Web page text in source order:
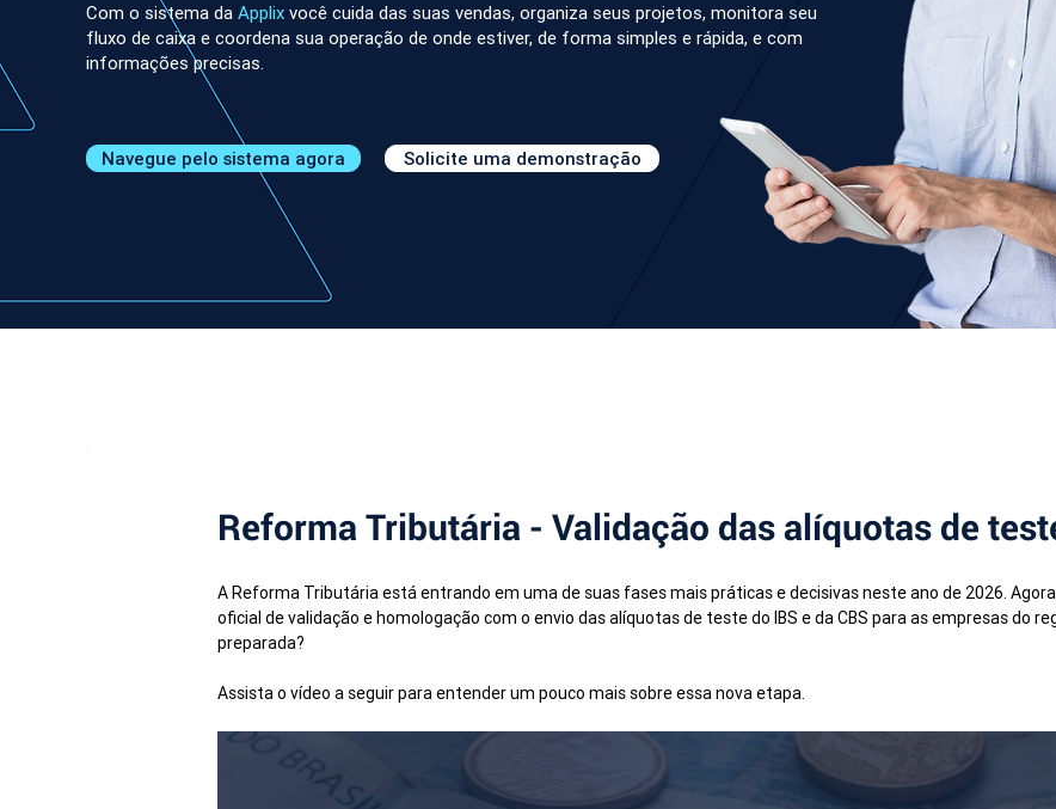
Com o sistema da Applix você cuida das suas vendas, organiza seus projetos, monitora seu
fluxo de caixa e coordena sua operação de onde estiver, de forma simples e rápida, e com
informações precisas.
Navegue pelo sistema agora Solicite uma demonstração
Reforma Tributária - Validação das alíquotas de
A Reforma Tributária está entrando em uma de suas fases mais práticas e decisivas neste ano de 2026.
oficial de validação e homologação com o envio das alíquotas de teste do IBS e da CBS para as empresas do
preparada?
Assista o vídeo a seguir para entender um pouco mais sobre essa nova etapa.